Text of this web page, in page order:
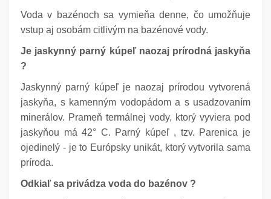
Voda v bazénoch sa vymieňa denne, čo umožňuje
vstup aj osobám citlivým na bazénové vody.
Je jaskynný parný kúpeľ naozaj prírodná jaskyňa
?
Jaskynný parný kúpeľ je naozaj prírodou vytvorená
jaskyňa, s kamenným vodopádom a s usadzovaním
minerálov. Prameň termálnej vody, ktorý vyviera pod
jaskyňou má 42° C. Parný kúpeľ , tzv. Parenica je
ojedinelý - je to Európsky unikát, ktorý vytvorila sama
príroda.
Odkiaľ sa privádza voda do bazénov ?